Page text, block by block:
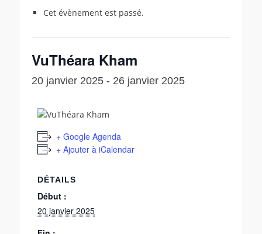
Cet évènement est passé.
VuThéara Kham
20 janvier 2025 - 26 janvier 2025
+ Google Agenda
+ Ajouter à iCalendar
DÉTAILS
Début :
20 janvier 2025